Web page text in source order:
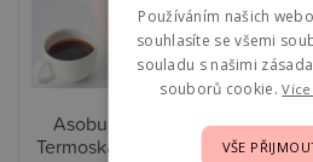
Asobu Bestie Foodie
Termoska na jídlo 600 ml
Používáním našich
souhlasíte se všemi
souladu s našimi
souborů cookie.
VŠE